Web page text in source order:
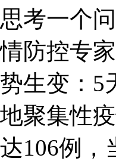
思考一个
情防控专
势生变：5
地聚集性
达106例，